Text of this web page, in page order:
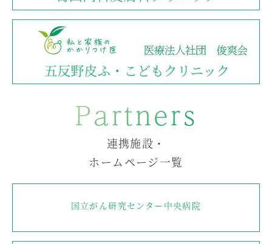
Partners
連携施設・
ホームページ一覧
国立がん研究センター中央病院